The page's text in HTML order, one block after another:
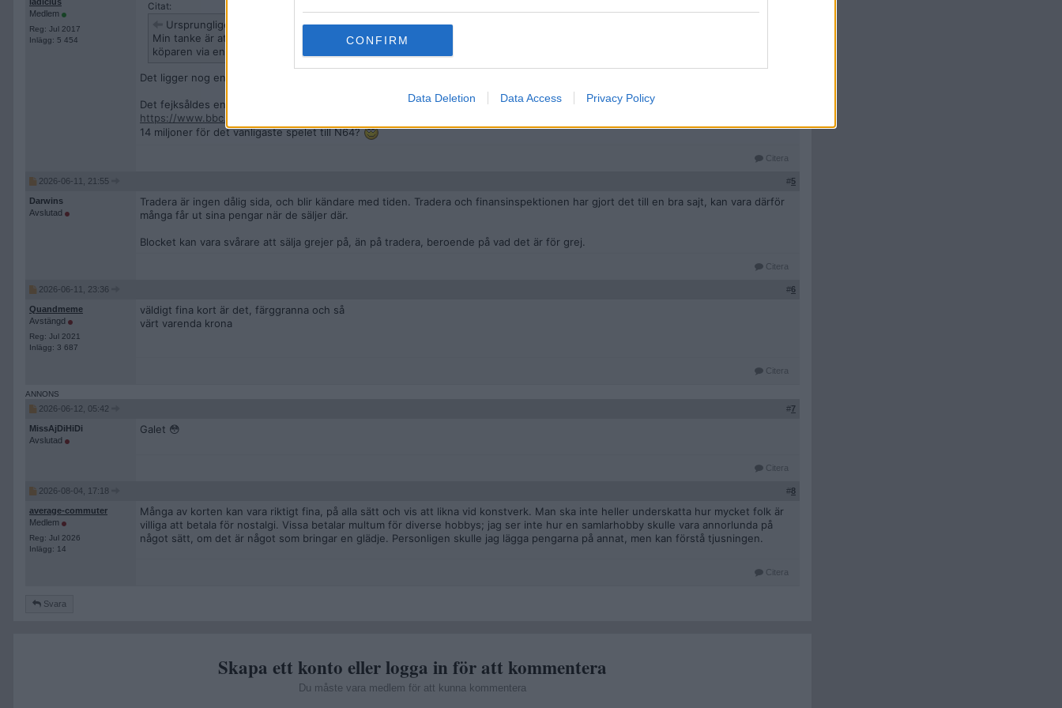
CONFIRM
Data Deletion Data Access Privacy Policy
Medlem
Reg: Jul 2017
Inlägg: 5 454
Citat:
Ursprungligen postat av
BakedBakerman
Min tanke är att många av dessa försäljningar till fantasipriser är fejkade. Det är i själva verket säljaren som även är den verkliga
köparen via en bulvan. Allt för att skapa en hype där priserna tillfälligt trissas upp.
Det ligger nog en del i detta.
Det fejksåldes en massa TV-spel för inte så länge sedan där man blåste upp priserna något enormt för att skapa en 'hype':
https://www.bbc.com/news/technology-57804089
14 miljoner för det vanligaste spelet till N64?
Citera
2026-06-11, 21:55 #5
Darwins
Avslutad
Tradera är ingen dålig sida, och blir kändare med tiden. Tradera och finansinspektionen har gjort det till en bra sajt, kan vara därför
många får ut sina pengar när de säljer där.
Blocket kan vara svårare att sälja grejer på, än på tradera, beroende på vad det är för grej.
Citera
2026-06-11, 23:36 #6
Quandmeme
Avstängd
Reg: Jul 2021
Inlägg: 3 687
väldigt fina kort är det, färggranna och så
värt varenda krona
Citera
2026-06-12, 05:42 #7
MissAjDiHiDi
Avslutad
Galet 😳
Citera
2026-08-04, 17:18 #8
average-commuter
Medlem
Reg: Jul 2026
Inlägg: 14
Många av korten kan vara riktigt fina, på alla sätt och vis att likna vid konstverk. Man ska inte heller underskatta hur mycket folk är
villiga att betala för nostalgi. Vissa betalar multum för diverse hobbys; jag ser inte hur en samlarhobby skulle vara annorlunda på
något sätt, om det är något som bringar en glädje. Personligen skulle jag lägga pengarna på annat, men kan förstå tjusningen.
Citera
Svara
Skapa ett konto eller logga in för att kommentera
Du måste vara medlem för att kunna kommentera